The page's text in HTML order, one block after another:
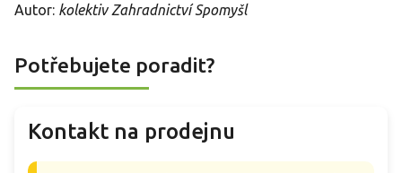
Autor: kolektiv Zahradnictví Spomyšl
Potřebujete poradit?
Kontakt na prodejnu